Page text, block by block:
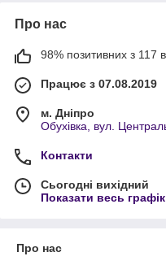
Про нас
98% позитивних з 117
Працює з 07.08.2019
м. Дніпро
Обухівка, вул.
Контакти
Сьогодні вихідний
Показати весь
Про нас